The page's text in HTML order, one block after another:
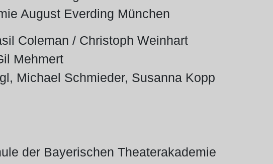
August Everding München
Coleman / Christoph Weinhart
Mehmert
Michael Schmieder, Susanna Kopp
der Bayerischen Theaterakademie